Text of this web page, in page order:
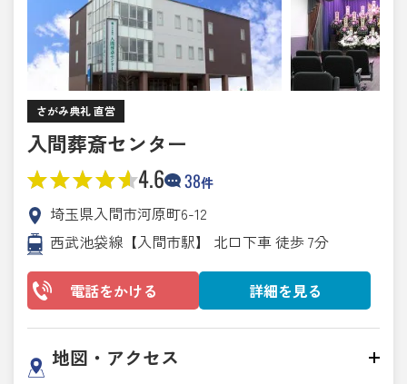
さがみ典礼 直営
入間葬斎センター
4.6 38件
埼玉県入間市河原町6-12
西武池袋線【入間市駅】 北口下車 徒歩 7分
電話をかける 詳細を見る
地図・アクセス